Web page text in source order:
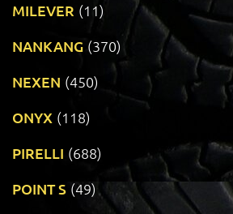
MILEVER (11)
NANKANG (370)
NEXEN (450)
ONYX (118)
PIRELLI (688)
POINT S (49)